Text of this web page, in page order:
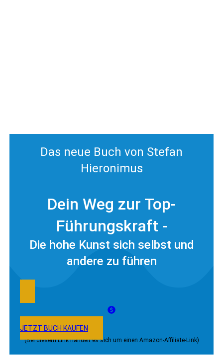
Das neue Buch von Stefan
Hieronimus
Dein Weg zur Top-
Führungskraft -
Die hohe Kunst sich selbst und
andere zu führen
JETZT BUCH KAUFEN
(Bei diesem Link handelt es sich um einen Amazon-Affiliate-Link)